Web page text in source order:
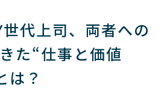
代上司、両者への
た“仕事と価値
は？